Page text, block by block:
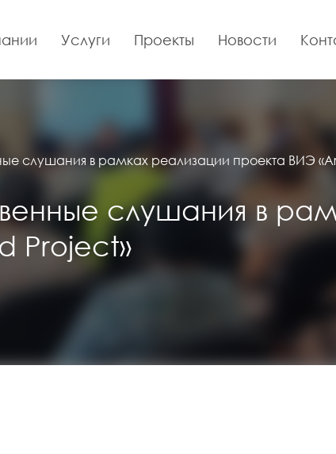
Услуги Проекты Новости
слушания в рамках реализации проекта ВИЭ
слушания в
Project»